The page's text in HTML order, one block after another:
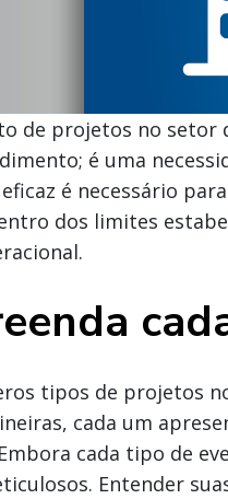
de projetos no setor
é uma
é necessário
dos limites
tipos de projetos
cada um
cada tipo de
Entender